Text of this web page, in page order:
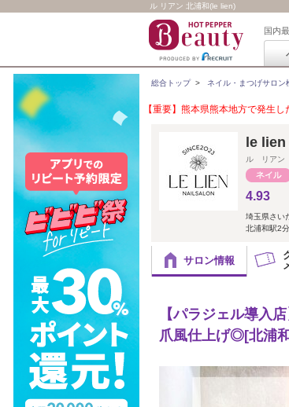
ル リアン 北浦和(le lien)
国内
総合トップ> ネイル・まつげサロン
【重要】熊本県熊本地方で発生
le lien
ル リアン
4.93
埼玉県さい
北浦和駅2
サロン情報
【パラジェル導入
爪風仕上げ◎[北浦